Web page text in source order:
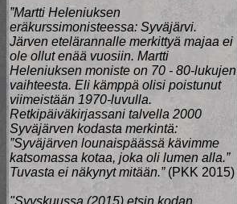
”Martti Heleniuksen
eräkurssimonisteessa: Syväjärvi.
Järven etelärannalle merkittyä majaa ei
ole ollut enää vuosiin. Martti
Heleniuksen moniste on 70 - 80-lukujen
vaihteesta. Eli kämppä olisi poistunut
viimeistään 1970-luvulla.
Retkipäiväkirjassani talvella 2000
Syväjärven kodasta merkintä:
”Syväjärven lounaispäässä kävimme
katsomassa kotaa, joka oli lumen alla.”
Tuvasta ei näkynyt mitään.”(PKK 2015)
"Syyskuussa (2015) etsin kodan